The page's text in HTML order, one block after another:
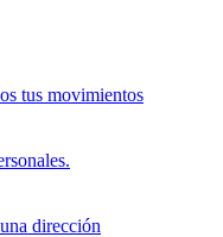
tus movimientos
dirección